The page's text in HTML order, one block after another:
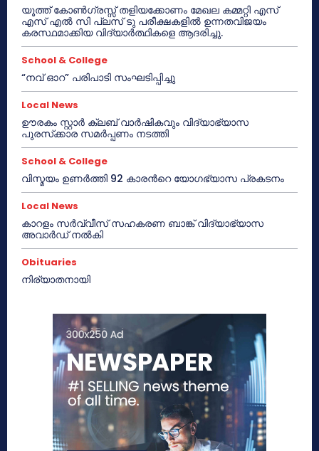
യൂത്ത് കോൺഗ്രസ്സ് തളിയക്കോണം മേഖല കമ്മറ്റി എസ്
എസ് എൽ സി പ്ലസ് ടു പരീക്ഷകളിൽ ഉന്നതവിജയം
കരസ്ഥമാക്കിയ വിദ്യാർത്ഥികളെ ആദരിച്ചു.
School & College
“നവ് ഓറ” പരിപാടി സംഘടിപ്പിച്ചു
Local News
ഊരകം സ്റ്റാർ ക്ലബ് വാർഷികവും വിദ്യാഭ്യാസ
പുരസ്‌ക്കാര സമർപ്പണം നടത്തി
School & College
വിസ്മയം ഉണർത്തി 92 കാരൻറെ യോഗഭ്യാസ പ്രകടനം
Local News
കാറളം സർവ്വീസ് സഹകരണ ബാങ്ക് വിദ്യാഭ്യാസ
അവാർഡ് നൽകി
Obituaries
നിര്യാതനായി